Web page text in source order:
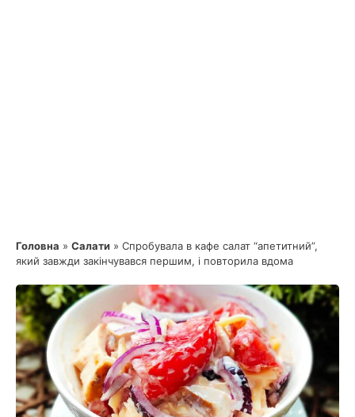
Головна » Салати » Спробувала в кафе салат “апетитний”,
який завжди закінчувався першим, і повторила вдома